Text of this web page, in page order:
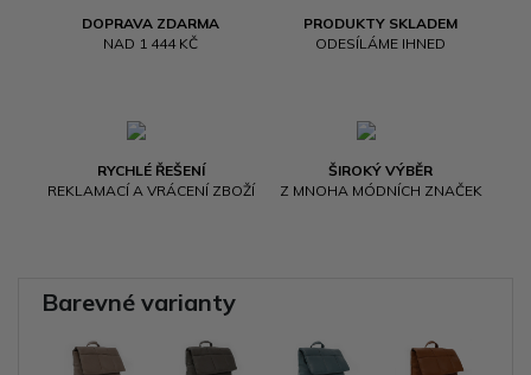
DOPRAVA ZDARMA
NAD 1 444 KČ
PRODUKTY SKLADEM
ODESÍLÁME IHNED
RYCHLÉ ŘEŠENÍ
REKLAMACÍ A VRÁCENÍ ZBOŽÍ
ŠIROKÝ VÝBĚR
Z MNOHA MÓDNÍCH ZNAČEK
Barevné varianty